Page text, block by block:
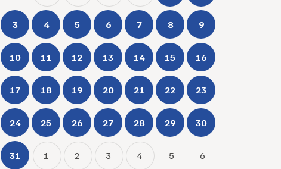
3 4 5 6 7 8 9
10 11 12 13 14 15 16
17 18 19 20 21 22 23
24 25 26 27 28 29 30
31 1 2 3 4 5 6